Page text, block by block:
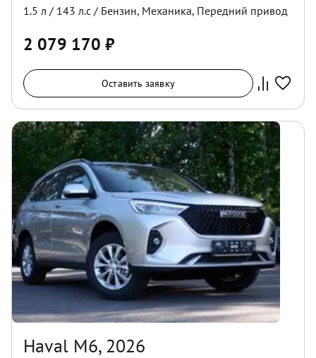
1.5 л / 143 л.с / Бензин, Механика, Передний привод
2 079 170 ₽
Оставить заявку
Haval M6, 2026